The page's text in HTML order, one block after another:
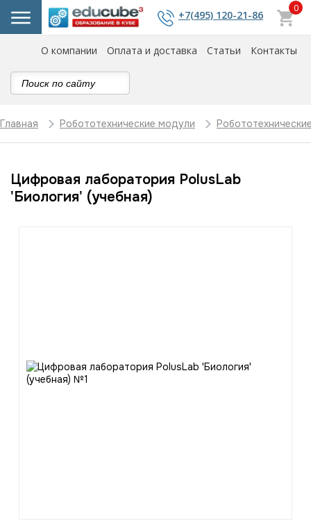
+7(495) 120-21-86
0
О компании Оплата и доставка Статьи Контакты
Главная Робототехнические модули
Цифровая лаборатория PolusLab
'Биология' (учебная)